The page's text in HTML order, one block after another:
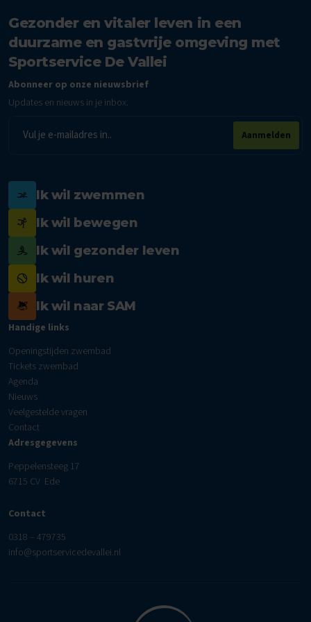
Gezonder en vitaler leven in een
duurzame en gastvrije omgeving met
Sportservice De Vallei
Abonneer op onze nieuwsbrief
Updates en nieuws in je inbox.
mailadres
Aanmelden
Ik wil zwemmen
Ik wil bewegen
Ik wil gezonder leven
Ik wil huren
Ik wil naar SAM
Handige links
Openingstijden zwembad
Tickets zwembad
Agenda
Nieuws
Veelgestelde vragen
Contact
Adresgegevens
Peppelensteeg 17
6715 CV Ede
Contact
0318 – 479735
info@sportservicedevallei.nl